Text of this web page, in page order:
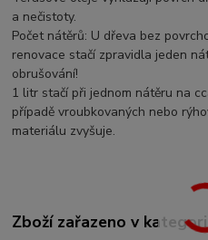
a nečistoty.
Počet nátěrů: U dřeva bez
renovace stačí zpravidla jeden
obrušování!
1 litr stačí při jednom nátěru na
případě vroubkovaných nebo
materiálu zvyšuje.
Zboží zařazeno v